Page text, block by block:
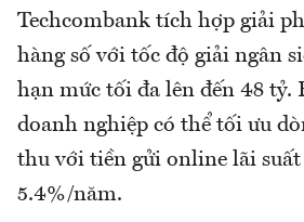
Techcombank tích hợp giải
hàng số với tốc độ giải ngân
hạn mức tối đa lên đến 48 tỷ.
doanh nghiệp có thể tối ưu
thu với tiền gửi online lãi
5.4%/năm.